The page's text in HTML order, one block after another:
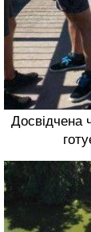
Досвідчена